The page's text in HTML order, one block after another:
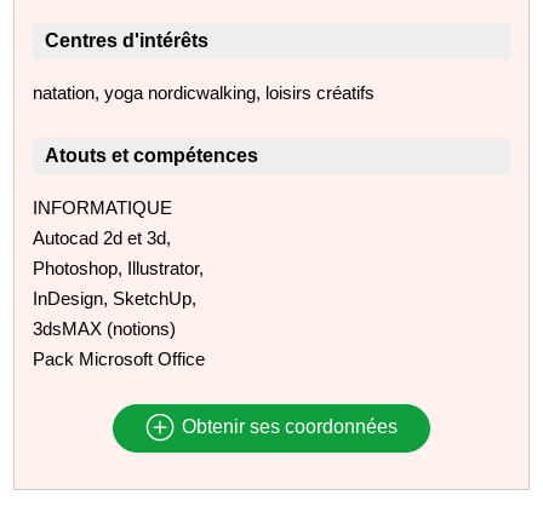
Centres d'intérêts
natation, yoga nordicwalking, loisirs créatifs
Atouts et compétences
INFORMATIQUE
Autocad 2d et 3d,
Photoshop, Illustrator,
InDesign, SketchUp,
3dsMAX (notions)
Pack Microsoft Office
Obtenir ses coordonnées